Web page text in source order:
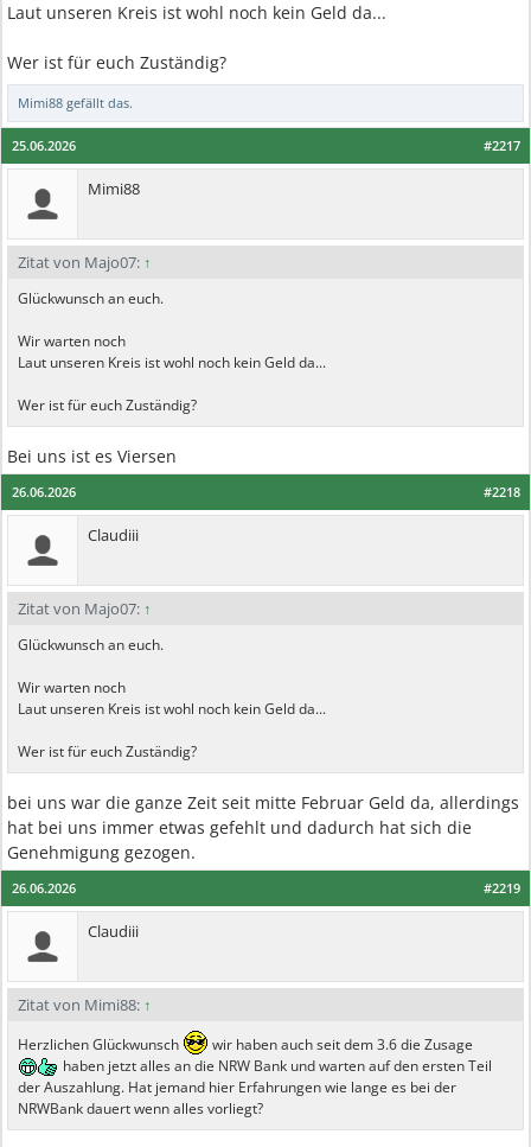
Laut unseren Kreis ist wohl noch kein Geld da...
Wer ist für euch Zuständig?
Mimi88 gefällt das.
#2217
25.06.2026
Mimi88
Zitat von Majo07: ↑
Glückwunsch an euch.
Wir warten noch
Laut unseren Kreis ist wohl noch kein Geld da...
Wer ist für euch Zuständig?
Bei uns ist es Viersen
#2218
26.06.2026
Claudiii
Zitat von Majo07: ↑
Glückwunsch an euch.
Wir warten noch
Laut unseren Kreis ist wohl noch kein Geld da...
Wer ist für euch Zuständig?
bei uns war die ganze Zeit seit mitte Februar Geld da, allerdings
hat bei uns immer etwas gefehlt und dadurch hat sich die
Genehmigung gezogen.
#2219
26.06.2026
Claudiii
Zitat von Mimi88: ↑
Herzlichen Glückwunsch
wir haben auch seit dem 3.6 die Zusage
haben jetzt alles an die NRW Bank und warten auf den ersten Teil
der Auszahlung. Hat jemand hier Erfahrungen wie lange es bei der
NRWBank dauert wenn alles vorliegt?